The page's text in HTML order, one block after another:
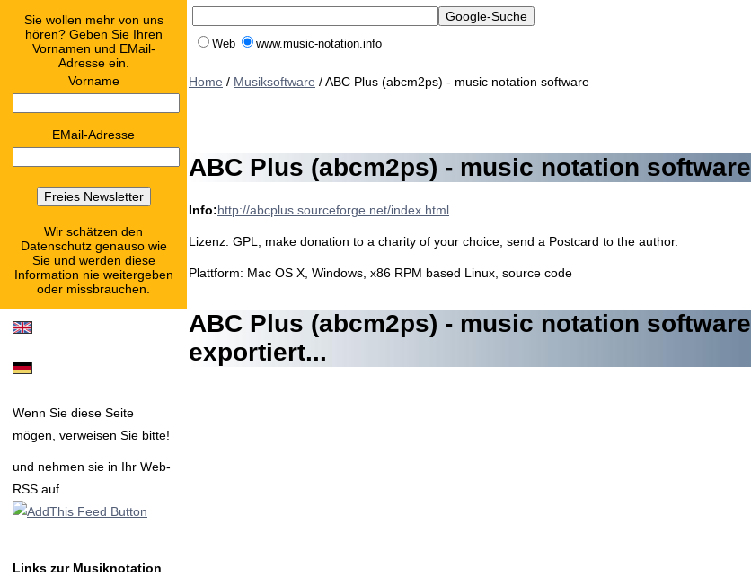
Sie wollen mehr von uns
hören? Geben Sie Ihren
Vornamen und EMail-
Adresse ein.
Vorname
EMail-Adresse
Wir schätzen den
Datenschutz genauso wie
Sie und werden diese
Information nie weitergeben
oder missbrauchen.
Wenn Sie diese Seite
mögen, verweisen Sie bitte!
und nehmen sie in Ihr Web-
RSS auf
Links zur Musiknotation
Web www.music-notation.info
Home / Musiksoftware / ABC Plus (abcm2ps) - music notation software
ABC Plus (abcm2ps) - music notation software
Info:http://abcplus.sourceforge.net/index.html
Lizenz: GPL, make donation to a charity of your choice, send a Postcard to the author.
Plattform: Mac OS X, Windows, x86 RPM based Linux, source code
ABC Plus (abcm2ps) - music notation software
exportiert...